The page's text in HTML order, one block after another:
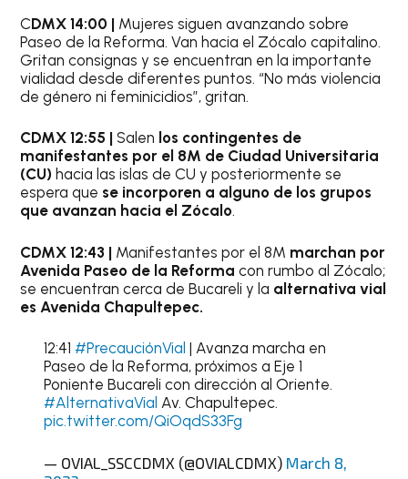
CDMX 14:00 | Mujeres siguen avanzando sobre
Paseo de la Reforma. Van hacia el Zócalo capitalino.
Gritan consignas y se encuentran en la importante
vialidad desde diferentes puntos. “No más violencia
de género ni feminicidios”, gritan.
CDMX 12:55 | Salen los contingentes de
manifestantes por el 8M de Ciudad Universitaria
(CU) hacia las islas de CU y posteriormente se
espera que se incorporen a alguno de los grupos
que avanzan hacia el Zócalo.
CDMX 12:43 | Manifestantes por el 8M marchan por
Avenida Paseo de la Reforma con rumbo al Zócalo;
se encuentran cerca de Bucareli y la alternativa vial
es Avenida Chapultepec.
12:41 #PrecauciónVial | Avanza marcha en
Paseo de la Reforma, próximos a Eje 1
Poniente Bucareli con dirección al Oriente.
#AlternativaVial Av. Chapultepec.
pic.twitter.com/QiOqdS33Fg
— OVIAL_SSCCDMX (@OVIALCDMX) March 8,